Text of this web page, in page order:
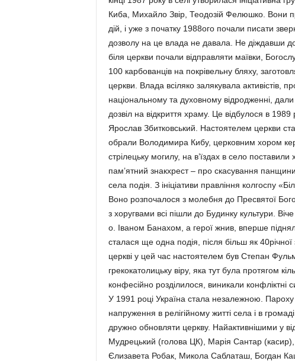
Киба, Михайло Звір, Теодозій Фелюшко. Вони
дій, і уже з початку 1988ого почали писати
дозволу на це влада не давала. Не діждавши
біля церкви почали відправляти маївки,
100 карбованців на покрівельну бляху,
церкви. Влада всіляко залякувала активістів,
національному та духовному відродженні,
дозвіл на відкриття храму. Це відбулося в
Ярослав Збитковський. Настоятелем церкви
обрали Володимира Кибу, церковним хором
стрілецьку могилу, на в’їздах в село
пам’ятний знакхрест – про скасування
села подія. З ініціативи правління колгоспу
Воно розпочалося з молебня до Пресвятої
з хоругвами всі пішли до Будинку культури.
о. Іваном Банахом, а герої жнив, вперше
сталася ще одна подія, після більш як
церкві у цей час настоятелем був Степан
грекокатолицьку віру, яка тут була протягом
конфесійно розділилося, виникали конфліктні
У 1991 році Україна стала незалежною.
напруження в релігійному житті села і в
дружно обновляти церкву. Найактивнішими у
Мудрецький (голова ЦК), Марія Сантар
Єлизавета Робак, Микола Саблаташ, Богдан